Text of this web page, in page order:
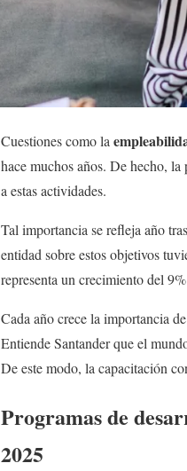
Cuestiones como la
hace muchos años. De hecho, la
a estas actividades.
Tal importancia se refleja año
entidad sobre estos objetivos
representa un crecimiento del
Cada año crece la importancia
Entiende Santander que el
De este modo, la capacitación
Programas de
2025